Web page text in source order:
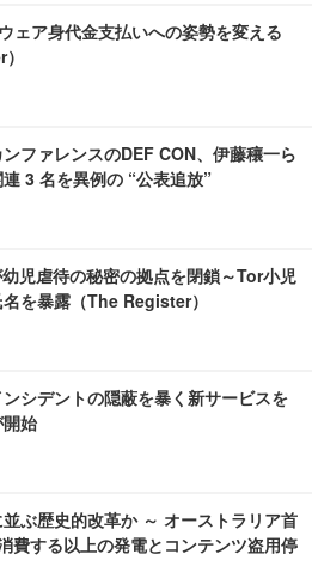
ェア身代金支払いへの姿勢を変える
ファレンスのDEF CON、伊藤穰一ら
3 名を異例の “公表追放”
児虐待の秘密の拠点を閉鎖～Tor小児
を暴露（The Register）
シデントの隠蔽を暴く新サービスを
始
ぶ歴史的改革か ～ オーストラリア首
費する以上の発電とコンテンツ盗用停